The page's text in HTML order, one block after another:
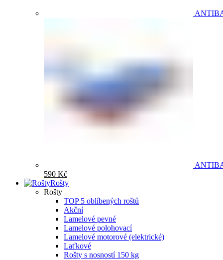
590 Kč
Rošty
Rošty
TOP 5 oblíbených roštů
Akční
Lamelové pevné
Lamelové polohovací
Lamelové motorové (elektrické)
Laťkové
Rošty s nosností 150 kg